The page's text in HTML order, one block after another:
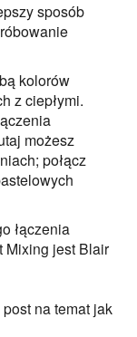
sposób
kolorów
z ciepłymi.
możesz
połącz
łączenia
Mixing jest Blair
na temat jak